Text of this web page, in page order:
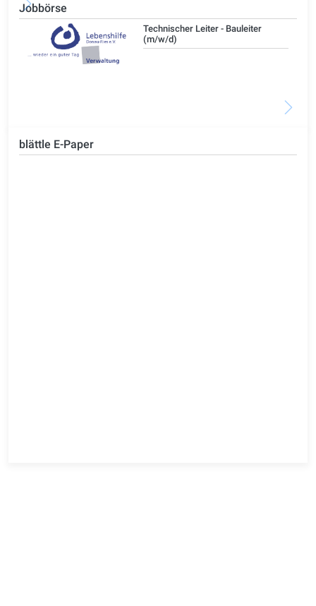
Jobbörse
Technischer Leiter - Bauleiter
(m/w/d)
blättle E-Paper